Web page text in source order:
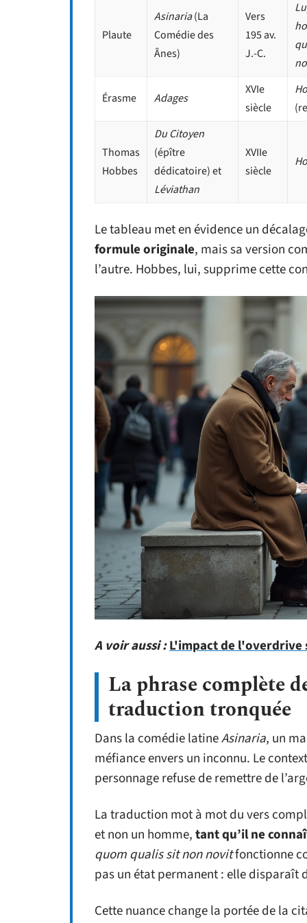
Plaute
Asinaria(La
Comédie des
Ânes)
Vers
195 av.
J.-C.
Érasme Adages
XVIe
siècle
Thomas
Hobbes
Du Citoyen
(épître
dédicatoire) et
Léviathan
XVIIe
siècle
Le tableau met en évidence un
formule originale, mais sa version
l’autre. Hobbes, lui, supprime cette
A voir aussi :L'impact de l'overdrive
La phrase complète
traduction tronquée
Dans la comédie latineAsinaria, un
méfiance envers un inconnu. Le
personnage refuse de remettre de
La traduction mot à mot du vers
et non un homme,tant qu’il ne
quom qualis sit non novitfonctionne
pas un état permanent : elle disparaît
Cette nuance change la portée de la